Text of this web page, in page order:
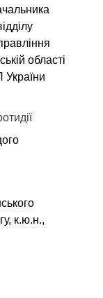
області
України
к.ю.н.,